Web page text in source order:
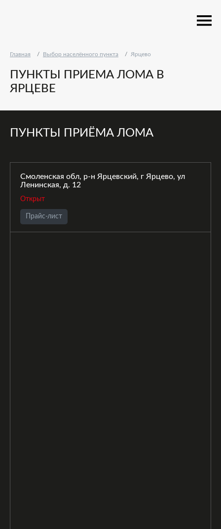
Главная Выбор населённого пункта Ярцево
ПУНКТЫ ПРИЕМА ЛОМА В
ЯРЦЕВЕ
ПУНКТЫ ПРИЁМА ЛОМА
Смоленская обл, р-н Ярцевский, г Ярцево, ул
Ленинская, д. 12
Открыт
Прайс-лист